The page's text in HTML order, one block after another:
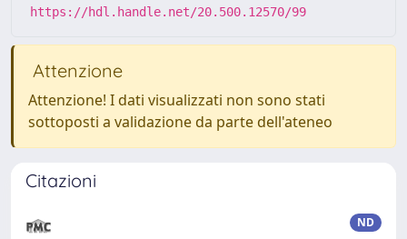
https://hdl.handle.net/20.500.12570/99
Attenzione
Attenzione! I dati visualizzati non sono stati
sottoposti a validazione da parte dell'ateneo
Citazioni
ND